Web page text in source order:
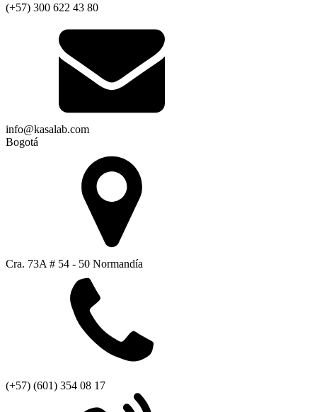
(+57) 300 622 43 80
info@kasalab.com
Bogotá
Cra. 73A # 54 - 50 Normandía
(+57) (601) 354 08 17